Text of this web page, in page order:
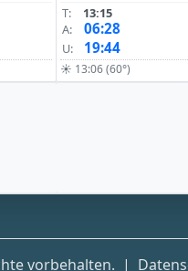
T:
13:15
A:
06:28
U: 19:44
☀ 13:06 (60°)
vorbehalten. |